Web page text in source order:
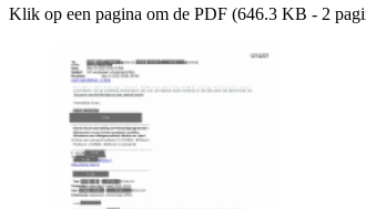
Klik op een pagina om de PDF (646.3 KB - 2